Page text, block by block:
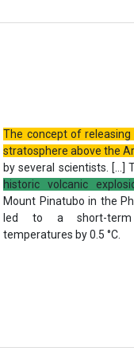
The concept of
stratosphere above the
by several scientists. […]
historic volcanic
Mount Pinatubo in the
led to a short-
temperatures by 0.5 °C.